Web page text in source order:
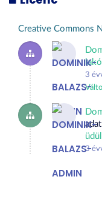
Creative Commons
3
3